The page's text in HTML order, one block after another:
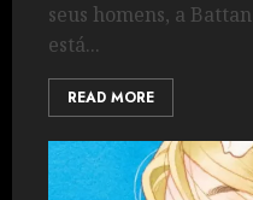
seus homens, a Battan
está...
READ MORE